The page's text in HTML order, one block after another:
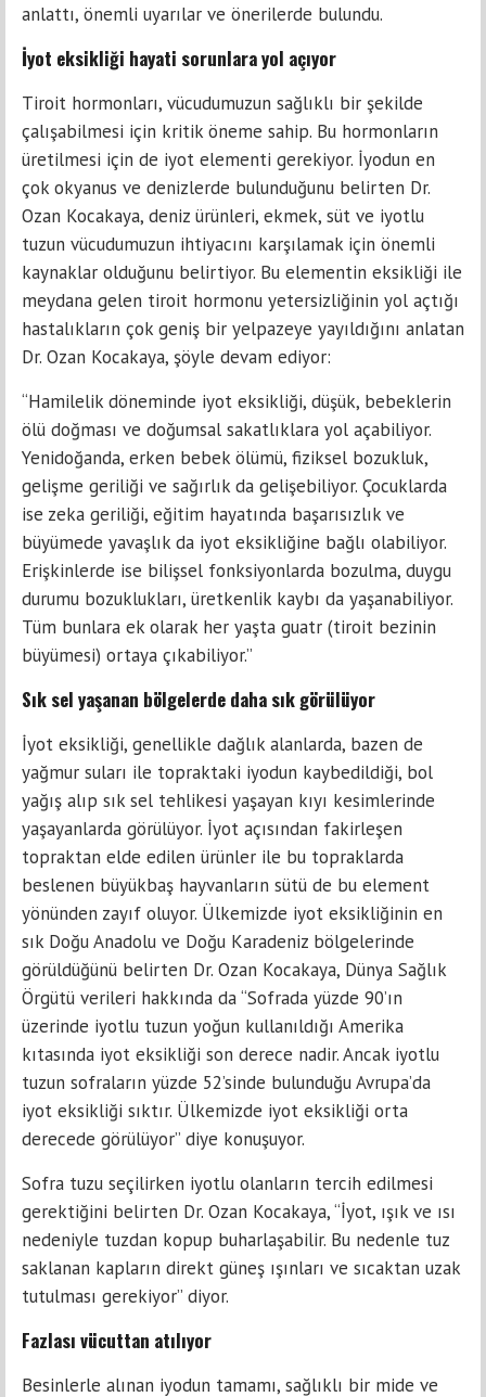
anlattı, önemli uyarılar ve önerilerde bulundu.
İyot eksikliği hayati sorunlara yol açıyor
Tiroit hormonları, vücudumuzun sağlıklı bir şekilde
çalışabilmesi için kritik öneme sahip. Bu hormonların
üretilmesi için de iyot elementi gerekiyor. İyodun en
çok okyanus ve denizlerde bulunduğunu belirten Dr.
Ozan Kocakaya, deniz ürünleri, ekmek, süt ve iyotlu
tuzun vücudumuzun ihtiyacını karşılamak için önemli
kaynaklar olduğunu belirtiyor. Bu elementin eksikliği ile
meydana gelen tiroit hormonu yetersizliğinin yol açtığı
hastalıkların çok geniş bir yelpazeye yayıldığını anlatan
Dr. Ozan Kocakaya, şöyle devam ediyor:
“Hamilelik döneminde iyot eksikliği, düşük, bebeklerin
ölü doğması ve doğumsal sakatlıklara yol açabiliyor.
Yenidoğanda, erken bebek ölümü, fiziksel bozukluk,
gelişme geriliği ve sağırlık da gelişebiliyor. Çocuklarda
ise zeka geriliği, eğitim hayatında başarısızlık ve
büyümede yavaşlık da iyot eksikliğine bağlı olabiliyor.
Erişkinlerde ise bilişsel fonksiyonlarda bozulma, duygu
durumu bozuklukları, üretkenlik kaybı da yaşanabiliyor.
Tüm bunlara ek olarak her yaşta guatr (tiroit bezinin
büyümesi) ortaya çıkabiliyor.”
Sık sel yaşanan bölgelerde daha sık görülüyor
İyot eksikliği, genellikle dağlık alanlarda, bazen de
yağmur suları ile topraktaki iyodun kaybedildiği, bol
yağış alıp sık sel tehlikesi yaşayan kıyı kesimlerinde
yaşayanlarda görülüyor. İyot açısından fakirleşen
topraktan elde edilen ürünler ile bu topraklarda
beslenen büyükbaş hayvanların sütü de bu element
yönünden zayıf oluyor. Ülkemizde iyot eksikliğinin en
sık Doğu Anadolu ve Doğu Karadeniz bölgelerinde
görüldüğünü belirten Dr. Ozan Kocakaya, Dünya Sağlık
Örgütü verileri hakkında da “Sofrada yüzde 90’ın
üzerinde iyotlu tuzun yoğun kullanıldığı Amerika
kıtasında iyot eksikliği son derece nadir. Ancak iyotlu
tuzun sofraların yüzde 52’sinde bulunduğu Avrupa’da
iyot eksikliği sıktır. Ülkemizde iyot eksikliği orta
derecede görülüyor” diye konuşuyor.
Sofra tuzu seçilirken iyotlu olanların tercih edilmesi
gerektiğini belirten Dr. Ozan Kocakaya, “İyot, ışık ve ısı
nedeniyle tuzdan kopup buharlaşabilir. Bu nedenle tuz
saklanan kapların direkt güneş ışınları ve sıcaktan uzak
tutulması gerekiyor” diyor.
Fazlası vücuttan atılıyor
Besinlerle alınan iyodun tamamı, sağlıklı bir mide ve